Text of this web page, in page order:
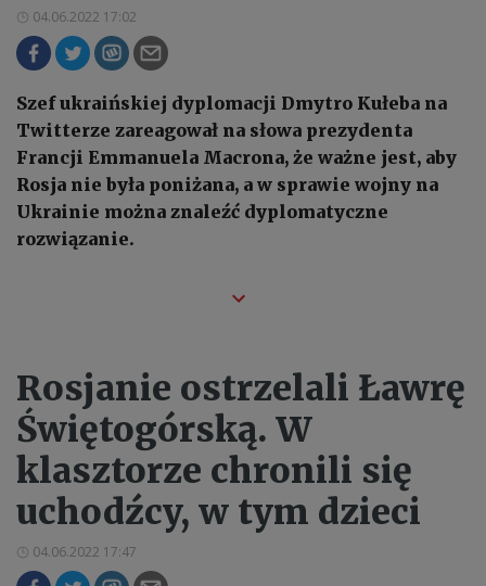
04.06.2022 17:02
Szef ukraińskiej dyplomacji Dmytro Kułeba na
Twitterze zareagował na słowa prezydenta
Francji Emmanuela Macrona, że ważne jest, aby
Rosja nie była poniżana, a w sprawie wojny na
Ukrainie można znaleźć dyplomatyczne
rozwiązanie.
Rosjanie ostrzelali Ławrę
Świętogórską. W
klasztorze chronili się
uchodźcy, w tym dzieci
04.06.2022 17:47